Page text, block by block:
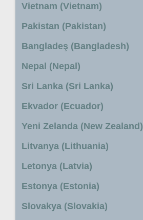
Vietnam (Vietnam)
Pakistan (Pakistan)
Bangladeş (Bangladesh)
Nepal (Nepal)
Sri Lanka (Sri Lanka)
Ekvador (Ecuador)
Yeni Zelanda (New Zealand)
Litvanya (Lithuania)
Letonya (Latvia)
Estonya (Estonia)
Slovakya (Slovakia)